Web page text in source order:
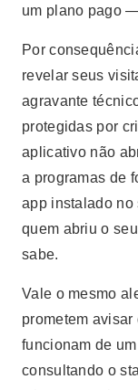
um plano pago
Por
revelar seus
agravante
protegidas por
aplicativo não
a programas de
app instalado no
quem abriu o
sabe.
Vale o mesmo
prometem
funcionam de
consultando o